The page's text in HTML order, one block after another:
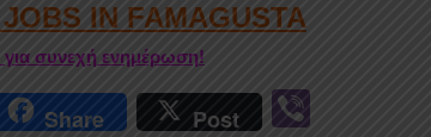
IN FAMAGUSTA
για συνεχή ενημέρωση!
Share Post